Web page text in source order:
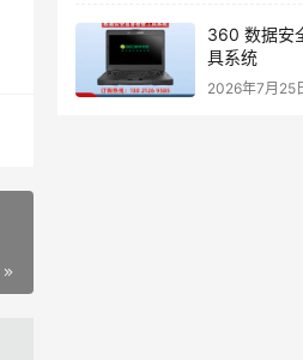
360 数据安
具系统
2026年7月25